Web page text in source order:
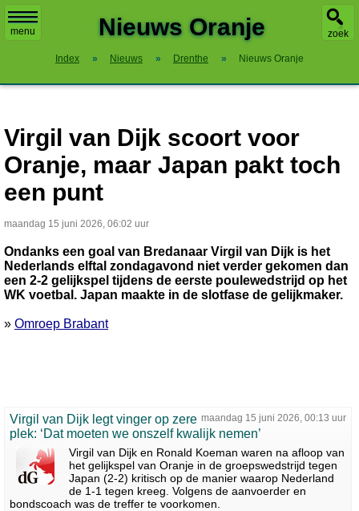
menu zoek
Nieuws Oranje
Index » Nieuws » Drenthe » Nieuws Oranje
Virgil van Dijk scoort voor
Oranje, maar Japan pakt toch
een punt
maandag 15 juni 2026, 06:02 uur
Ondanks een goal van Bredanaar Virgil van Dijk is het
Nederlands elftal zondagavond niet verder gekomen dan
een 2-2 gelijkspel tijdens de eerste poulewedstrijd op het
WK voetbal. Japan maakte in de slotfase de gelijkmaker.
» Omroep Brabant
maandag 15 juni 2026, 00:13 uur
Virgil van Dijk legt vinger op zere
plek: ‘Dat moeten we onszelf kwalijk nemen’
Virgil van Dijk en Ronald Koeman waren na afloop van
het gelijkspel van Oranje in de groepswedstrijd tegen
Japan (2-2) kritisch op de manier waarop Nederland
de 1-1 tegen kreeg. Volgens de aanvoerder en
bondscoach was de treffer te voorkomen.